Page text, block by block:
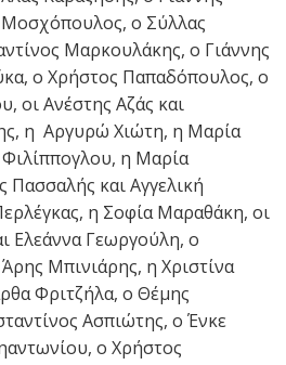
ο Σύλλας
Μαρκουλάκης, ο Γιάννης
ο Χρήστος Παπαδόπουλος, ο
οι Ανέστης Αζάς και
η Αργυρώ Χιώτη, η Μαρία
η Μαρία
Πασσαλής και Αγγελική
η Σοφία Μαραθάκη, οι
Ελεάννα Γεωργούλη, ο
Μπινιάρης, η Χριστίνα
Φριτζήλα, ο Θέμης
Ασπιώτης, ο Ένκε
ο Χρήστος